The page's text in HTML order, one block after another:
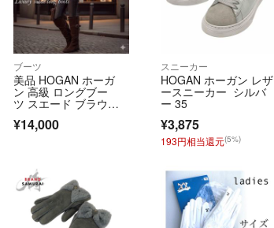
ブーツ
美品 HOGAN ホーガ
ン 高級 ロングブー
ツ スエード ブラウン 2
¥14,000
スニーカー
HOGAN ホーガン レザ
ースニーカー シルバ
ー 35
¥3,875
193円相当還元(5%)